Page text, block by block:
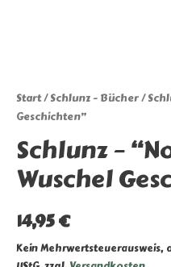
Start/Schlunz - Bücher/
Geschichten”
Schlunz –
Wuschel
14,95€
Kein Mehrwertsteuerausweis,